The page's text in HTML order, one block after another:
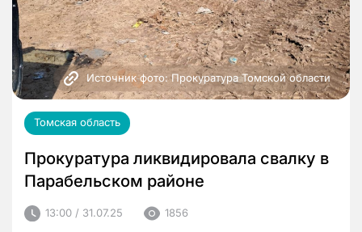
Источник фото: Прокуратура Томской области
Томская область
Прокуратура ликвидировала свалку в
Парабельском районе
13:00 / 31.07.25 1856